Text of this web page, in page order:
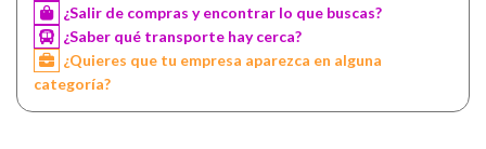
¿Salir de compras y encontrar lo que buscas?
¿Saber qué transporte hay cerca?
¿Quieres que tu empresa aparezca en alguna
categoría?